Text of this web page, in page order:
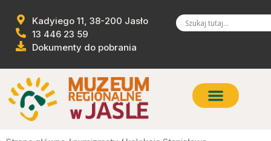
Kadyiego 11, 38-200 Jasło
13 446 23 59
Dokumenty do pobrania